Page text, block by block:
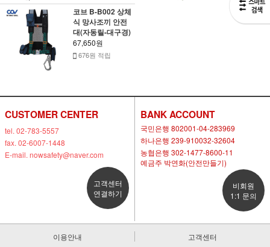
코브 B-B002 상체
식 망사조끼 안전
대(자동릴-대구경)
67,650원
676원 적립
CUSTOMER CENTER
tel. 02-783-5557
fax. 02-6007-1448
E-mail. nowsafety@naver.com
고객센터
연결하기
BANK ACCOUNT
국민은행 802001-04-283969
하나은행 239-910032-32604
농협은행 302-1477-8600-11
예금주 박연화(안전만들기)
비회원
1:1 문의
이용안내 고객센터